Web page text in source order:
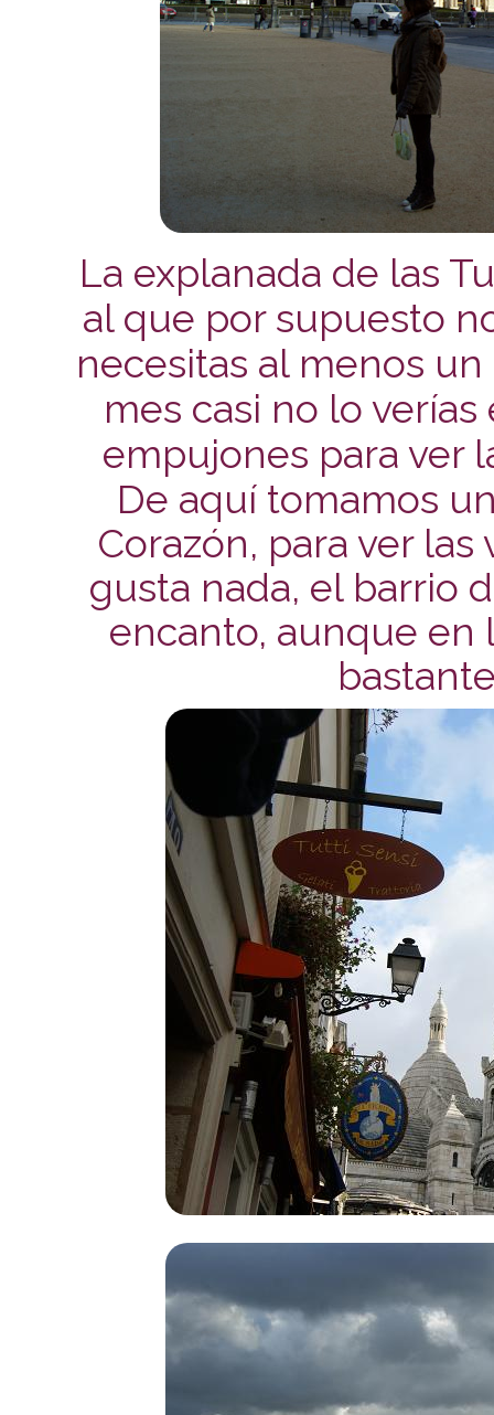
La explanada de las
al que por supuesto
necesitas al menos
mes casi no lo
empujones para ver
De aquí tomamos
Corazón, para ver
gusta nada, el barrio
encanto, aunque en